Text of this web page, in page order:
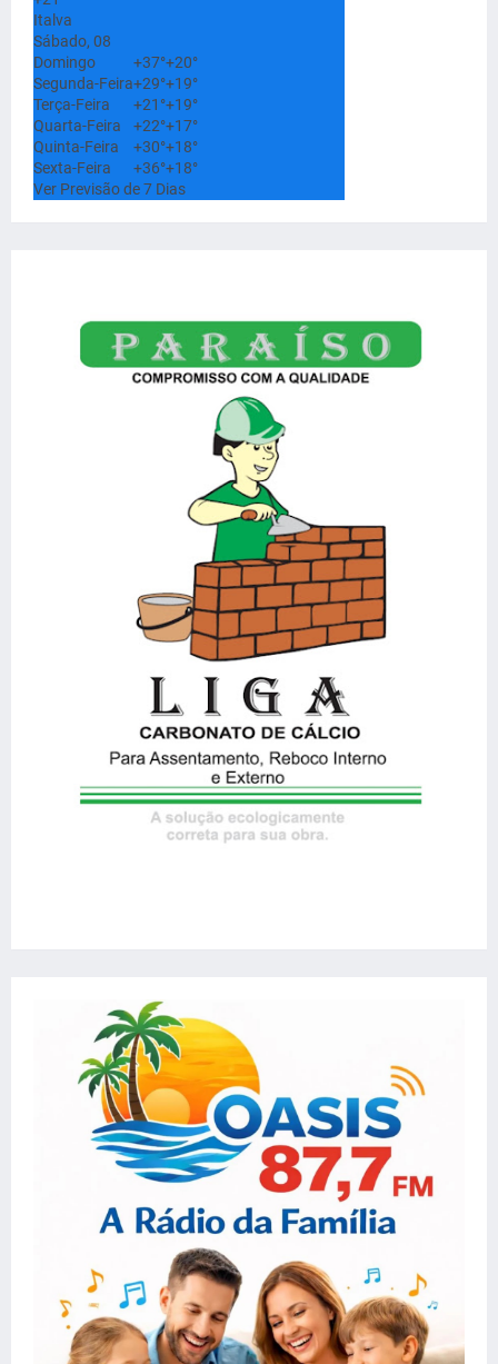
Italva
Sábado, 08
Domingo
+37°+20°
Segunda-Feira+29°+19°
Terça-Feira
+21°+19°
Quarta-Feira
+22°+17°
Quinta-Feira
+30°+18°
Sexta-Feira
+36°+18°
Ver Previsão de 7 Dias